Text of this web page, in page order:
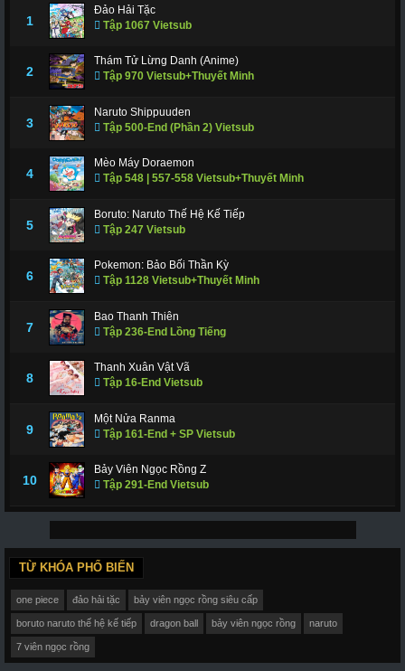
1
Đảo Hải Tặc
Tập 1067 Vietsub
2
Thám Tử Lừng Danh (Anime)
Tập 970 Vietsub+Thuyết Minh
3
Naruto Shippuuden
Tập 500-End (Phần 2) Vietsub
4
Mèo Máy Doraemon
Tập 548 | 557-558 Vietsub+Thuyết Minh
5
Boruto: Naruto Thế Hệ Kế Tiếp
Tập 247 Vietsub
6
Pokemon: Bảo Bối Thần Kỳ
Tập 1128 Vietsub+Thuyết Minh
7
Bao Thanh Thiên
Tập 236-End Lồng Tiếng
8
Thanh Xuân Vật Vã
Tập 16-End Vietsub
9
Một Nửa Ranma
Tập 161-End + SP Vietsub
10
Bảy Viên Ngọc Rồng Z
Tập 291-End Vietsub
TỪ KHÓA PHỔ BIẾN
one piece đảo hải tặc bảy viên ngọc rồng siêu cấp
boruto naruto thế hệ kế tiếp dragon ball bảy viên ngọc rồng naruto
7 viên ngọc rồng